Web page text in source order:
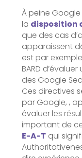
À peine
la disposition
que des cas
apparaissent
est par
BARD
des Google
Ces directives
par Google, ,
évaluer les
important de
E-A-T qui